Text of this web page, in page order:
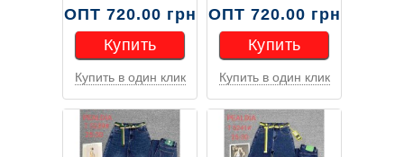
ОПТ 720.00 грн
Купить
Купить
Купить в один клик
ОПТ 720.00 грн
Купить
Купить
Купить в один клик